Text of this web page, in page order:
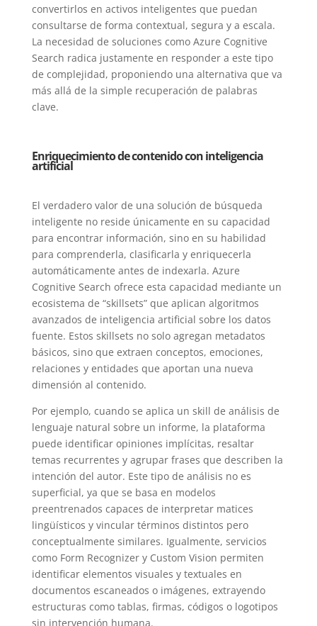
convertirlos en activos inteligentes que puedan
consultarse de forma contextual, segura y a escala.
La necesidad de soluciones como Azure Cognitive
Search radica justamente en responder a este tipo
de complejidad, proponiendo una alternativa que va
más allá de la simple recuperación de palabras
clave.
Enriquecimiento de contenido con inteligencia
artificial
El verdadero valor de una solución de búsqueda
inteligente no reside únicamente en su capacidad
para encontrar información, sino en su habilidad
para comprenderla, clasificarla y enriquecerla
automáticamente antes de indexarla. Azure
Cognitive Search ofrece esta capacidad mediante un
ecosistema de “skillsets” que aplican algoritmos
avanzados de inteligencia artificial sobre los datos
fuente. Estos skillsets no solo agregan metadatos
básicos, sino que extraen conceptos, emociones,
relaciones y entidades que aportan una nueva
dimensión al contenido.
Por ejemplo, cuando se aplica un skill de análisis de
lenguaje natural sobre un informe, la plataforma
puede identificar opiniones implícitas, resaltar
temas recurrentes y agrupar frases que describen la
intención del autor. Este tipo de análisis no es
superficial, ya que se basa en modelos
preentrenados capaces de interpretar matices
lingüísticos y vincular términos distintos pero
conceptualmente similares. Igualmente, servicios
como Form Recognizer y Custom Vision permiten
identificar elementos visuales y textuales en
documentos escaneados o imágenes, extrayendo
estructuras como tablas, firmas, códigos o logotipos
sin intervención humana.